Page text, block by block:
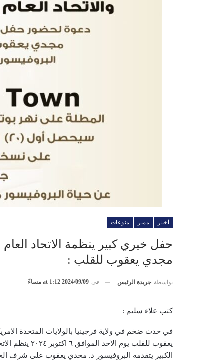
أخبار مميز منوعات
حفل خيري كبير ينظمة الاتحاد
مجدي يعقوب للقلب :
بواسطة جريدة الرئيس في 2024/09/09 at 1:12 مساءً
كتب علاء سليم :
في حدث ضخم في ولاية فرجينيا بالولايات المتحدة
يعقوب للقلب يوم
الكبير يتقدمه البروفيسور د. محدي يعقوب على شرف